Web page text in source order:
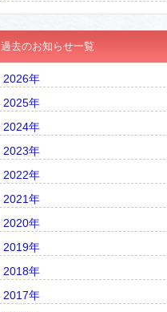
過去のお知らせ一覧
2026年
2025年
2024年
2023年
2022年
2021年
2020年
2019年
2018年
2017年